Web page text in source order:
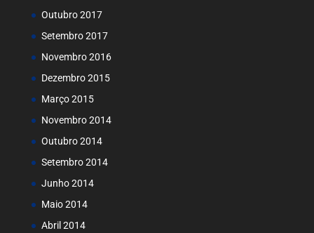
Outubro 2017
Setembro 2017
Novembro 2016
Dezembro 2015
Março 2015
Novembro 2014
Outubro 2014
Setembro 2014
Junho 2014
Maio 2014
Abril 2014